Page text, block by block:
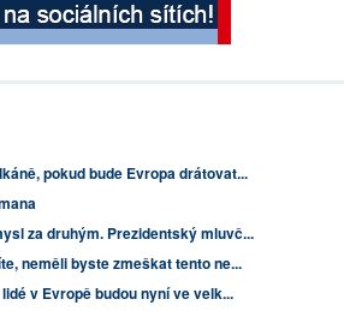
pokud bude Evropa drátovat...
za druhým. Prezidentský mluvč...
neměli byste zmeškat tento ne...
v Evropě budou nyní ve velk...